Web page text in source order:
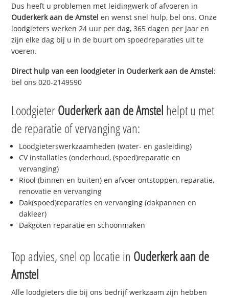
Dus heeft u problemen met leidingwerk of afvoeren in
Ouderkerk aan de Amstel en wenst snel hulp, bel ons. Onze
loodgieters werken 24 uur per dag, 365 dagen per jaar en
zijn elke dag bij u in de buurt om spoedreparaties uit te
voeren.
Direct hulp van een loodgieter inOuderkerk aan de Amstel:
bel ons 020-2149590
LoodgieterOuderkerk aan de Amstel helpt u met
de reparatie of vervanging van:
Loodgieterswerkzaamheden (water- en gasleiding)
CV installaties (onderhoud, (spoed)reparatie en
vervanging)
Riool (binnen en buiten) en afvoer ontstoppen, reparatie,
renovatie en vervanging
Dak(spoed)reparaties en vervanging (dakpannen en
dakleer)
Dakgoten reparatie en schoonmaken
Top advies, snel op locatie in Ouderkerk aan de
Amstel
Alle loodgieters die bij ons bedrijf werkzaam zijn hebben